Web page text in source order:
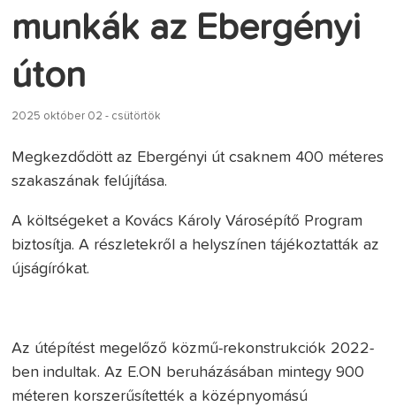
munkák az Ebergényi
úton
2025 október 02 - csütörtök
Megkezdődött az Ebergényi út csaknem 400 méteres
szakaszának felújítása.
A költségeket a Kovács Károly Városépítő Program
biztosítja. A részletekről a helyszínen tájékoztatták az
újságírókat.
Az útépítést megelőző közmű-rekonstrukciók 2022-
ben indultak. Az E.ON beruházásában mintegy 900
méteren korszerűsítették a középnyomású